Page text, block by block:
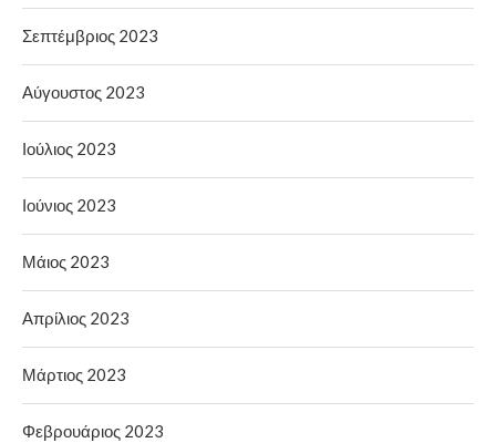
Σεπτέμβριος 2023
Αύγουστος 2023
Ιούλιος 2023
Ιούνιος 2023
Μάιος 2023
Απρίλιος 2023
Μάρτιος 2023
Φεβρουάριος 2023